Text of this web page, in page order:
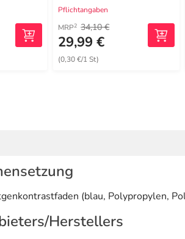
Pflichtangaben
MRP2 34,10 €
29,99 €
(0,30 €/1 St)
(blau, Polypropylen,
Herstellers